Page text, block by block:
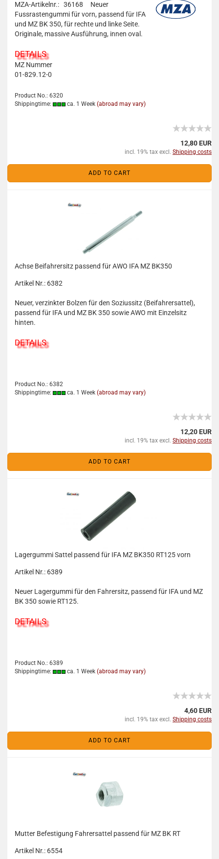
MZA-Artikelnr.: 36168
Neuer
Fussrastengummi für vorn, passend für IFA
und MZ BK 350, für rechte und linke Seite.
Originale, massive Ausführung, innen oval.
DETAILS
MZ Nummer
01-829.12-0
Product No.: 6320
Shippingtime:
ca. 1 Week (abroad may vary)
12,80 EUR
incl. 19% tax excl. Shipping costs
ADD TO CART
Achse Beifahrersitz passend für AWO IFA MZ BK350
Artikel Nr.: 6382
Neuer, verzinkter Bolzen für den Soziussitz (Beifahrersattel),
passend für IFA und MZ BK 350 sowie AWO mit Einzelsitz
hinten.
DETAILS
Product No.: 6382
Shippingtime:
ca. 1 Week (abroad may vary)
12,20 EUR
incl. 19% tax excl. Shipping costs
ADD TO CART
Lagergummi Sattel passend für IFA MZ BK350 RT125 vorn
Artikel Nr.: 6389
Neuer Lagergummi für den Fahrersitz, passend für IFA und MZ
BK 350 sowie RT125.
DETAILS
Product No.: 6389
Shippingtime:
ca. 1 Week (abroad may vary)
4,60 EUR
incl. 19% tax excl. Shipping costs
ADD TO CART
Mutter Befestigung Fahrersattel passend für MZ BK RT
Artikel Nr.: 6554